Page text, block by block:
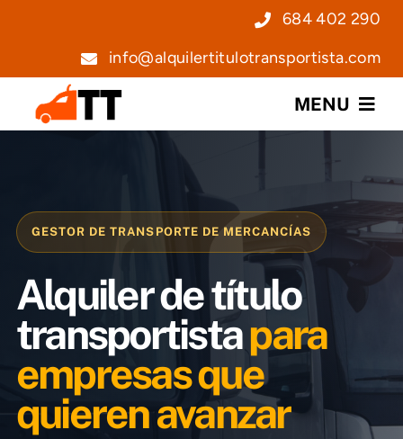
684 402 290
info@alquilertitulotransportista.com
MENU
Servicios
Noticias
Contacto
GESTOR DE TRANSPORTE DE MERCANCÍAS
Alquiler de título
transportistapara
empresas que
quieren avanzar